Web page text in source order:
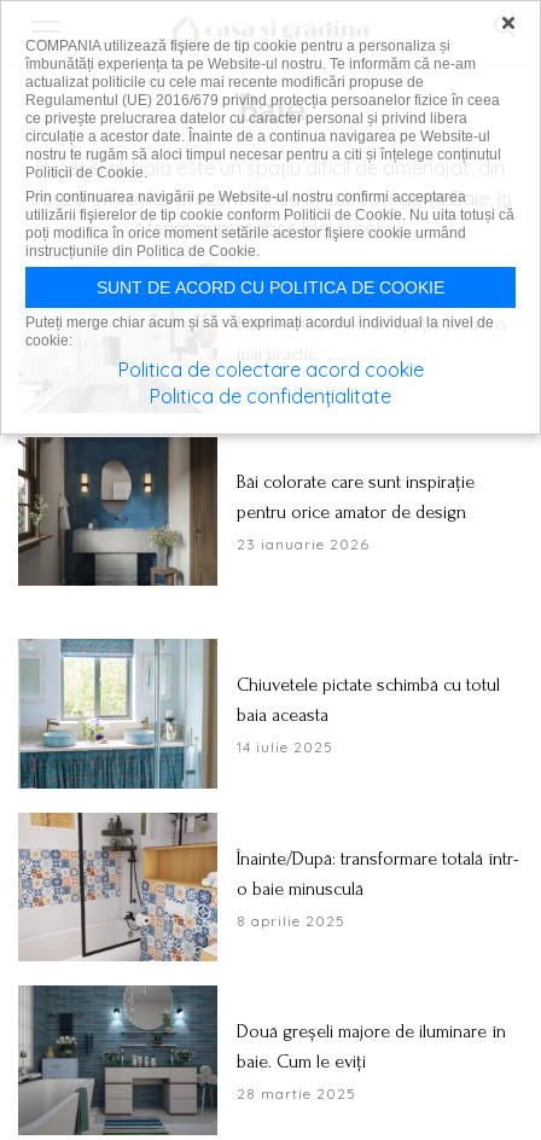
Baie
În general, baia este un spațiu dificil de amenajat, din
cauza utilităților prezente. Însă în subcategoria Baie, îți
oferim numeroase idei si soluții.
Idei simple pentru amenajarea unei
băi mici. Cum faci un spațiu restrâns
mai practic
20 martie 2026
Băi colorate care sunt inspirație
pentru orice amator de design
23 ianuarie 2026
Chiuvetele pictate schimbă cu totul
baia aceasta
14 iulie 2025
Înainte/După: transformare totală într-
o baie minusculă
8 aprilie 2025
Două greșeli majore de iluminare în
baie. Cum le eviți
28 martie 2025
×
COMPANIA utilizează fişiere de tip cookie pentru a personaliza și
îmbunătăți experiența ta pe Website-ul nostru. Te informăm că ne-am
actualizat politicile cu cele mai recente modificări propuse de
Regulamentul (UE) 2016/679 privind protecția persoanelor fizice în ceea
ce privește prelucrarea datelor cu caracter personal și privind libera
circulație a acestor date. Înainte de a continua navigarea pe Website-ul
nostru te rugăm să aloci timpul necesar pentru a citi și înțelege conținutul
Politicii de Cookie.
Prin continuarea navigării pe Website-ul nostru confirmi acceptarea
utilizării fişierelor de tip cookie conform Politicii de Cookie. Nu uita totuși că
poți modifica în orice moment setările acestor fişiere cookie urmând
instrucțiunile din Politica de Cookie.
SUNT DE ACORD CU POLITICA DE COOKIE
Puteți merge chiar acum și să vă exprimați acordul individual la nivel de
cookie:
Politica de colectare acord cookie
Politica de confidențialitate